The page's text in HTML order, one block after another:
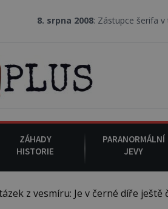
2008: Zástupce šerifa v texaském
ZÁHADY
HISTORIE
PARANORMÁLNÍ
JEVY
z vesmíru: Je v černé díře ještě